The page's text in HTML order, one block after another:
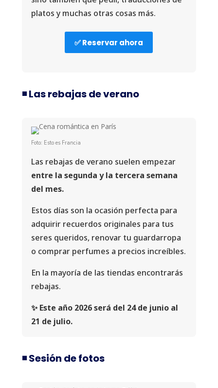
platos y muchas otras cosas más.
✅ Reservar ahora
◾️ Las rebajas de verano
Foto: Esto es Francia
Las rebajas de verano suelen empezar
entre la segunda y la tercera semana
del mes.
Estos días son la ocasión perfecta para
adquirir recuerdos originales para tus
seres queridos, renovar tu guardarropa
o comprar perfumes a precios increíbles.
En la mayoría de las tiendas encontrarás
rebajas.
✨ Este año 2026 será del 24 de junio al
21 de julio.
◾️ Sesión de fotos